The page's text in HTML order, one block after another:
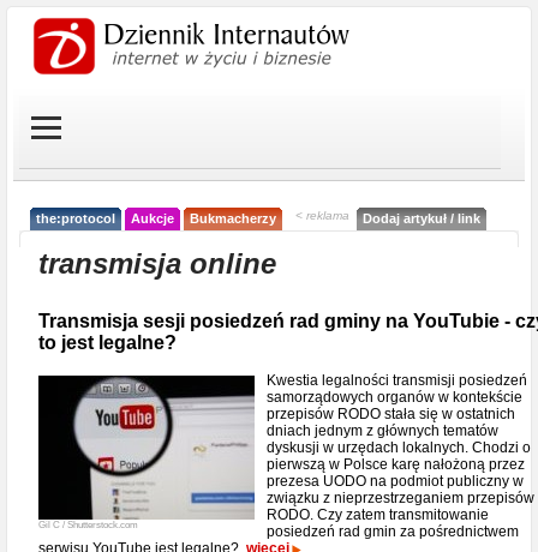
the:protocol Aukcje Bukmacherzy < reklama Dodaj artykuł / link
transmisja online
Transmisja sesji posiedzeń rad gminy na YouTubie -
to jest legalne?
Gil C / Shutterstock.com
Kwestia legalności transmisji posiedzeń
samorządowych organów w kontekście
przepisów RODO stała się w ostatnich
dniach jednym z głównych tematów
dyskusji w urzędach lokalnych. Chodzi o
pierwszą w Polsce karę nałożoną przez
prezesa UODO na podmiot publiczny w
związku z nieprzestrzeganiem przepisów
RODO. Czy zatem transmitowanie
posiedzeń rad gmin za pośrednictwem
serwisu YouTube jest legalne? więcej